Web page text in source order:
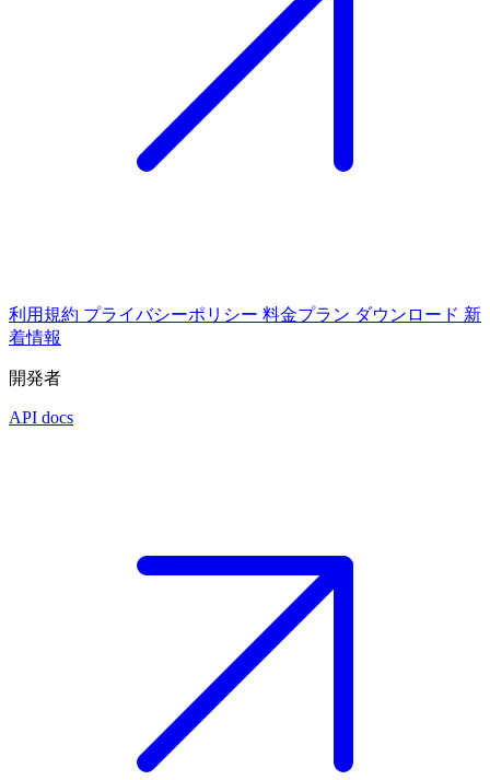
利用規約 プライバシーポリシー 料金プラン ダウンロード 新
着情報
開発者
API docs